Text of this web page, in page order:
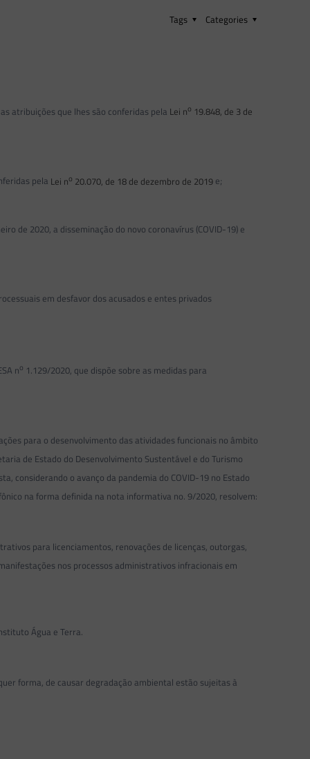
Categories
Tags
atribuições que lhes são conferidas pela Lei no 19.848, de 3 de
pela Lei no 20.070, de 18 de dezembro de 2019 e;
2020, a disseminação do novo coronavírus (COVID-19) e
em desfavor dos acusados e entes privados
no 1.129/2020, que dispõe sobre as medidas para
para o desenvolvimento das atividades funcionais no âmbito
de Estado do Desenvolvimento Sustentável e do Turismo
considerando o avanço da pandemia do COVID-19 no Estado
na forma definida na nota informativa no. 9/2020, resolvem:
para licenciamentos, renovações de licenças, outorgas,
nos processos administrativos infracionais em
Água e Terra.
forma, de causar degradação ambiental estão sujeitas à